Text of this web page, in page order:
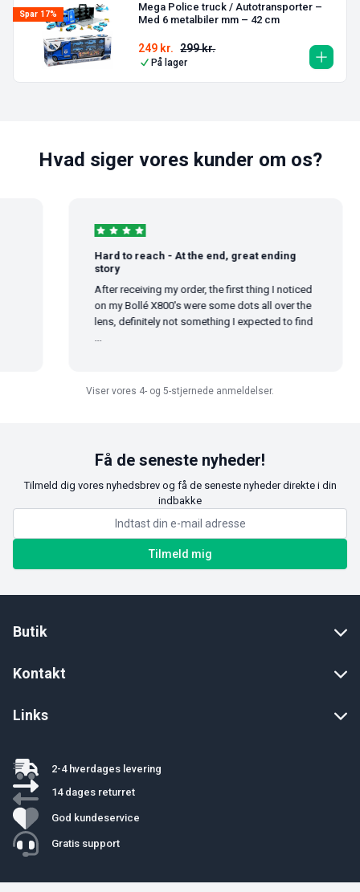
Spar 17%
Mega Police truck / Autotransporter –
Med 6 metalbiler mm – 42 cm
299kr.
249 kr.
På lager
Hvad siger vores kunder om os?
Hard to reach - At the end, great ending
story
After receiving my order, the first thing I noticed
on my Bollé X800's were some dots all over the
lens, definitely not something I expected to find
Viser vores 4- og 5-stjernede anmeldelser.
Få de seneste nyheder!
Tilmeld dig vores nyhedsbrev og få de seneste nyheder direkte i din
indbakke
Tilmeld mig
Butik
Kontakt
Links
2-4 hverdages levering
14 dages returret
God kundeservice
Gratis support